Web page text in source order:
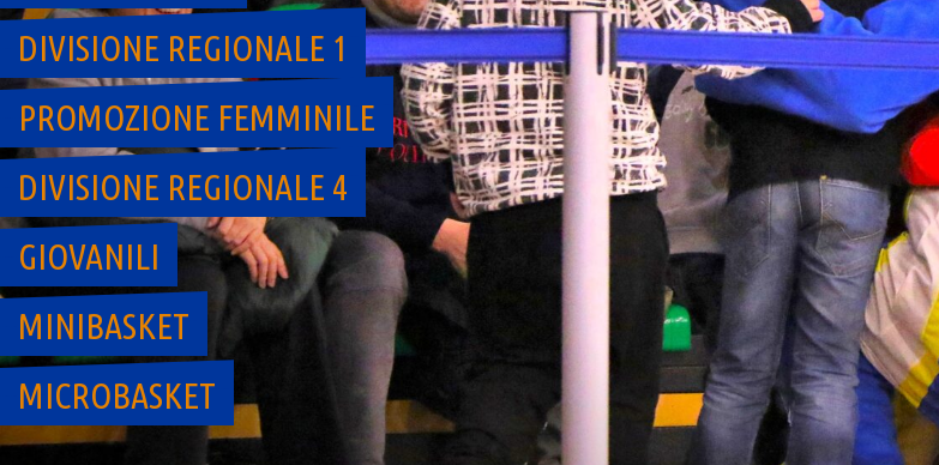
DIVISIONE REGIONALE 1
PROMOZIONE FEMMINILE
DIVISIONE REGIONALE 4
GIOVANILI
MINIBASKET
MICROBASKET